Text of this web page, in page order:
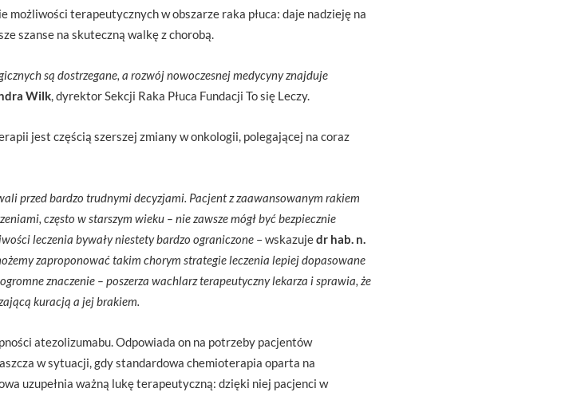
terapeutycznych w obszarze raka płuca: daje nadzieję na
szanse na skuteczną walkę z chorobą.
są dostrzegane, a rozwój nowoczesnej medycyny znajduje
Wilk, dyrektor Sekcji Raka Płuca Fundacji To się Leczy.
jest częścią szerszej zmiany w onkologii, polegającej na coraz
przed bardzo trudnymi decyzjami. Pacjent z zaawansowanym rakiem
często w starszym wieku – nie zawsze mógł być bezpiecznie
leczenia bywały niestety bardzo ograniczone – wskazujedr hab. n.
zaproponować takim chorym strategie leczenia lepiej dopasowane
znaczenie – poszerza wachlarz terapeutyczny lekarza i sprawia, że
kuracją a jej brakiem.
atezolizumabu. Odpowiada on na potrzeby pacjentów
w sytuacji, gdy standardowa chemioterapia oparta na
uzupełnia ważną lukę terapeutyczną: dzięki niej pacjenci w